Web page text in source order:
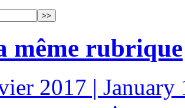
même rubrique
2017 | January